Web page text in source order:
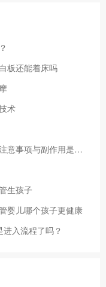
板还能着床吗
术
移植前用阴塞芬吗通红片有什么用？注意事项与副作用是什么？
生孩子
婴儿哪个孩子更健康
入流程了吗？